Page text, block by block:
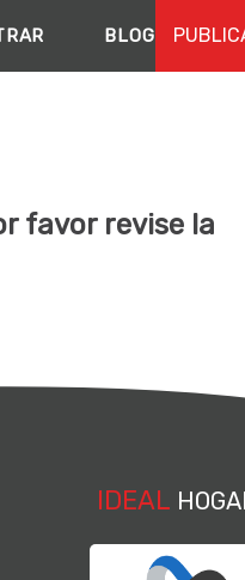
BLOG
favor revise la
IDEAL